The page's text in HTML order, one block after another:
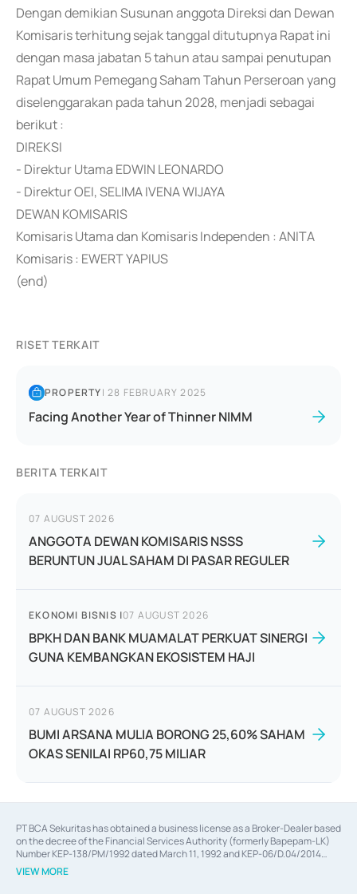
Dengan demikian Susunan anggota Direksi dan Dewan
Komisaris terhitung sejak tanggal ditutupnya Rapat ini
dengan masa jabatan 5 tahun atau sampai penutupan
Rapat Umum Pemegang Saham Tahun Perseroan yang
diselenggarakan pada tahun 2028, menjadi sebagai
berikut :
DIREKSI
- Direktur Utama EDWIN LEONARDO
- Direktur OEI, SELIMA IVENA WIJAYA
DEWAN KOMISARIS
Komisaris Utama dan Komisaris Independen : ANITA
Komisaris : EWERT YAPIUS
(end)
RISET TERKAIT
PROPERTY|28 FEBRUARY 2025
Facing Another Year of Thinner NIMM
BERITA TERKAIT
07 AUGUST 2026
ANGGOTA DEWAN KOMISARIS NSSS
BERUNTUN JUAL SAHAM DI PASAR REGULER
EKONOMI BISNIS |07 AUGUST 2026
BPKH DAN BANK MUAMALAT PERKUAT SINERGI
GUNA KEMBANGKAN EKOSISTEM HAJI
07 AUGUST 2026
BUMI ARSANA MULIA BORONG 25,60% SAHAM
OKAS SENILAI RP60,75 MILIAR
PT BCA Sekuritas has obtained a business license as a Broker-Dealer based
on the decree of the Financial Services Authority (formerly Bapepam-LK)
Number KEP-138/PM/1992 dated March 11, 1992 and KEP-06/D.04/2014
dated February 28, 2014, a business license as an Underwriter based on the
decree of the Financial Services Authority Number KEP-12/PM/PEE/1997
VIEW MORE